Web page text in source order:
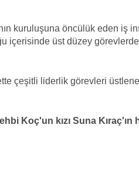
kuruluşuna öncülük eden iş
içerisinde üst düzey görevlerde
çeşitli liderlik görevleri
Koç'un kızı Suna Kıraç'ın